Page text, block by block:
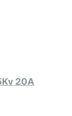
20A